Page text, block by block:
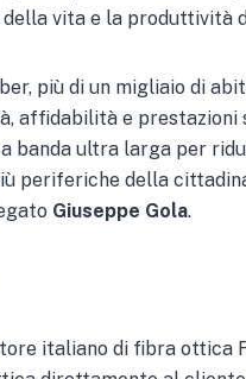
vita e la produttività
più di un migliaio di
affidabilità e
banda ultra larga per
periferiche della
Giuseppe Gola.
italiano di fibra ottica